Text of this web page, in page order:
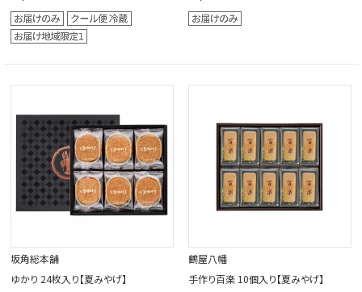
坂角総本舖
ゆかり 24枚入り【夏みやげ】
鶴屋八幡
手作り百楽 10個入り【夏みやげ】